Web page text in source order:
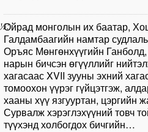
Ойрад монголын их баатар,
Галдамбаагийн намтар
Оръяс Мөнгөнхүүгийн
нарын бичсэн өгүүллийг
хагасаас XVII зууны эхний
томоохон үүрэг гүйцэтгэж,
хааны хүү язгууртан,
Сурвалж хэрэглэхүүний товч
түүхэнд холбогдох бичгийн…